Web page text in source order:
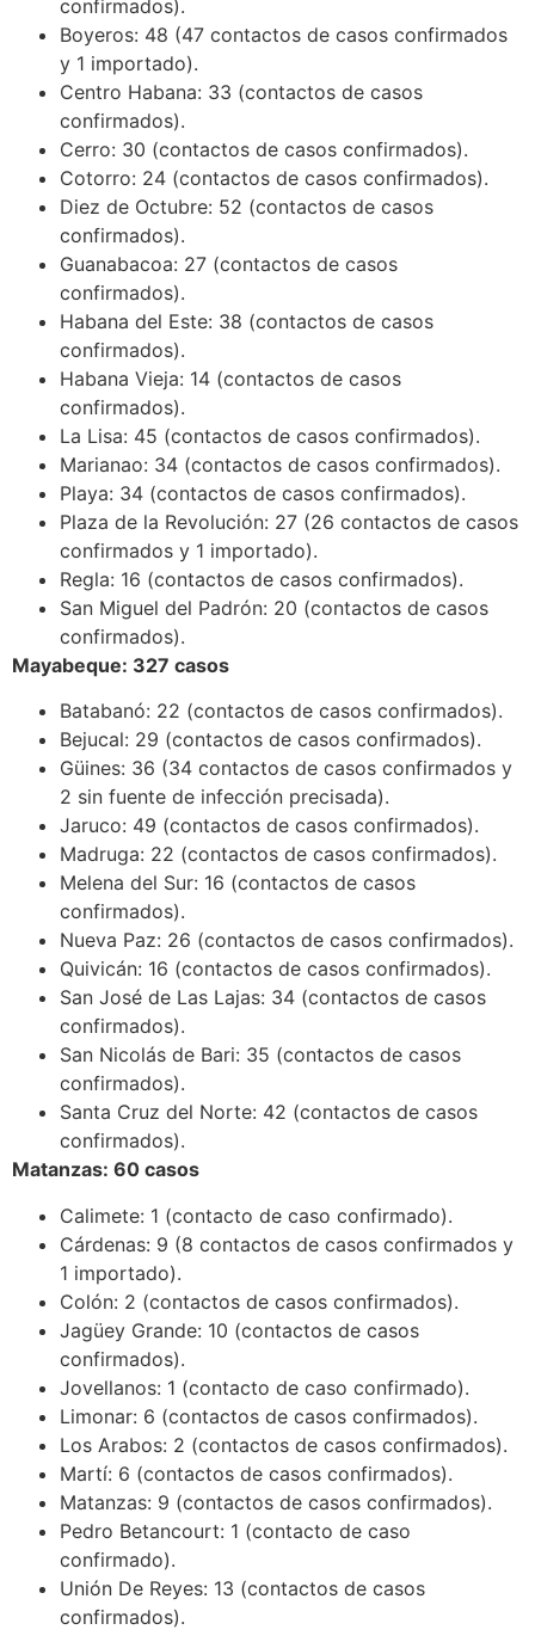
confirmados).
Boyeros: 48 (47 contactos de casos confirmados
y 1 importado).
Centro Habana: 33 (contactos de casos
confirmados).
Cerro: 30 (contactos de casos confirmados).
Cotorro: 24 (contactos de casos confirmados).
Diez de Octubre: 52 (contactos de casos
confirmados).
Guanabacoa: 27 (contactos de casos
confirmados).
Habana del Este: 38 (contactos de casos
confirmados).
Habana Vieja: 14 (contactos de casos
confirmados).
La Lisa: 45 (contactos de casos confirmados).
Marianao: 34 (contactos de casos confirmados).
Playa: 34 (contactos de casos confirmados).
Plaza de la Revolución: 27 (26 contactos de casos
confirmados y 1 importado).
Regla: 16 (contactos de casos confirmados).
San Miguel del Padrón: 20 (contactos de casos
confirmados).
Mayabeque: 327 casos
Batabanó: 22 (contactos de casos confirmados).
Bejucal: 29 (contactos de casos confirmados).
Güines: 36 (34 contactos de casos confirmados y
2 sin fuente de infección precisada).
Jaruco: 49 (contactos de casos confirmados).
Madruga: 22 (contactos de casos confirmados).
Melena del Sur: 16 (contactos de casos
confirmados).
Nueva Paz: 26 (contactos de casos confirmados).
Quivicán: 16 (contactos de casos confirmados).
San José de Las Lajas: 34 (contactos de casos
confirmados).
San Nicolás de Bari: 35 (contactos de casos
confirmados).
Santa Cruz del Norte: 42 (contactos de casos
confirmados).
Matanzas: 60 casos
Calimete: 1 (contacto de caso confirmado).
Cárdenas: 9 (8 contactos de casos confirmados y
1 importado).
Colón: 2 (contactos de casos confirmados).
Jagüey Grande: 10 (contactos de casos
confirmados).
Jovellanos: 1 (contacto de caso confirmado).
Limonar: 6 (contactos de casos confirmados).
Los Arabos: 2 (contactos de casos confirmados).
Martí: 6 (contactos de casos confirmados).
Matanzas: 9 (contactos de casos confirmados).
Pedro Betancourt: 1 (contacto de caso
confirmado).
Unión De Reyes: 13 (contactos de casos
confirmados).